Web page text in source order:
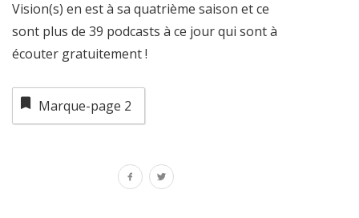
Vision(s) en est à sa quatrième saison et ce
sont plus de 39 podcasts à ce jour qui sont à
écouter gratuitement !
Marque-page 2